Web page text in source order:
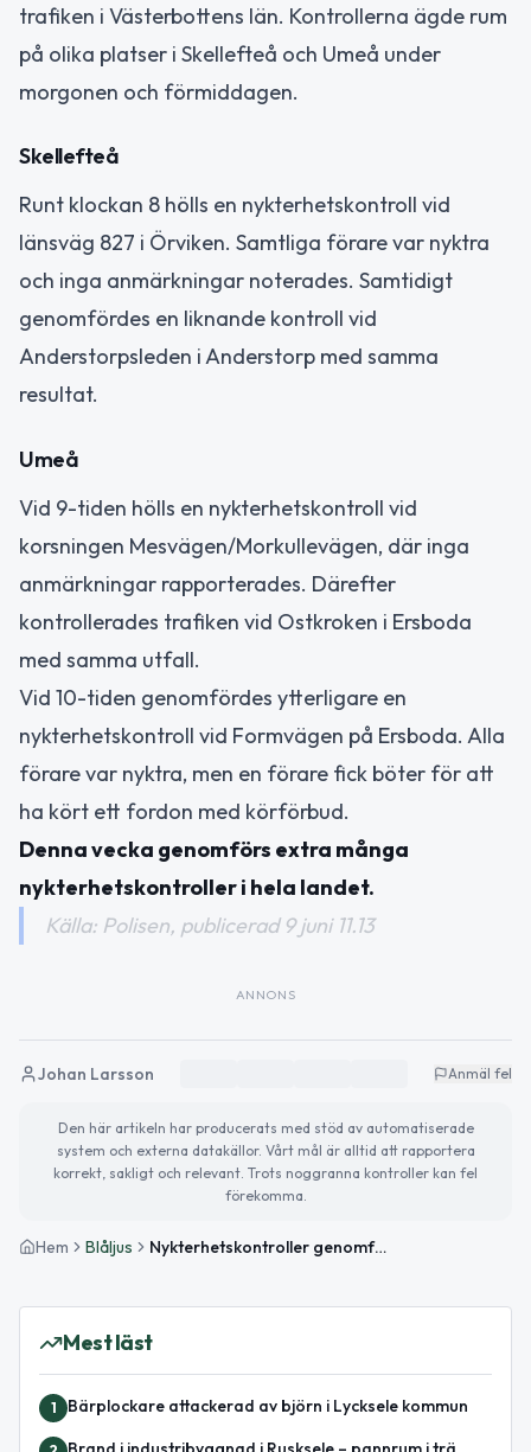
trafiken i Västerbottens län. Kontrollerna ägde rum
på olika platser i Skellefteå och Umeå under
morgonen och förmiddagen.
Skellefteå
Runt klockan 8 hölls en nykterhetskontroll vid
länsväg 827 i Örviken. Samtliga förare var nyktra
och inga anmärkningar noterades. Samtidigt
genomfördes en liknande kontroll vid
Anderstorpsleden i Anderstorp med samma
resultat.
Umeå
Vid 9-tiden hölls en nykterhetskontroll vid
korsningen Mesvägen/Morkullevägen, där inga
anmärkningar rapporterades. Därefter
kontrollerades trafiken vid Ostkroken i Ersboda
med samma utfall.
Vid 10-tiden genomfördes ytterligare en
nykterhetskontroll vid Formvägen på Ersboda. Alla
förare var nyktra, men en förare fick böter för att
ha kört ett fordon med körförbud.
Denna vecka genomförs extra många
nykterhetskontroller i hela landet.
Källa: Polisen, publicerad 9 juni 11.13
ANNONS
Johan Larsson Anmäl fel
Den här artikeln har producerats med stöd av automatiserade
system och externa datakällor. Vårt mål är alltid att rapportera
korrekt, sakligt och relevant. Trots noggranna kontroller kan fel
förekomma.
Hem Blåljus Nykterhetskontroller genomförda i Västerbottens län – en förare bötfälld
Mest läst
1 Bärplockare attackerad av björn i Lycksele kommun